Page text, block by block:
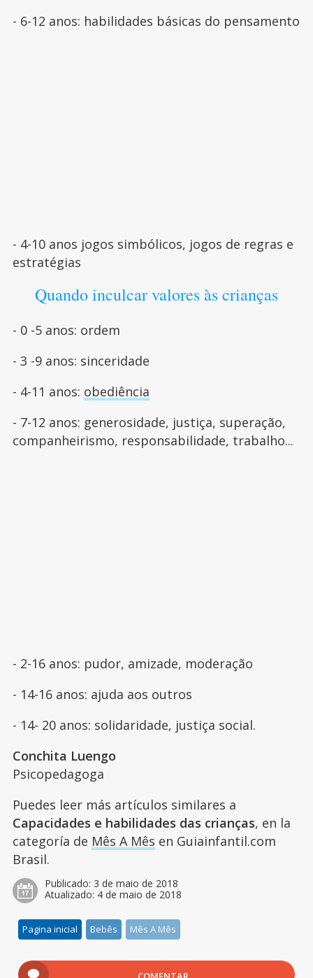
- 6-12 anos: habilidades básicas do pensamento
- 4-10 anos jogos simbólicos, jogos de regras e
estratégias
Quando inculcar valores às crianças
- 0 -5 anos: ordem
- 3 -9 anos: sinceridade
- 4-11 anos: obediência
- 7-12 anos: generosidade, justiça, superação,
companheirismo, responsabilidade, trabalho...
- 2-16 anos: pudor, amizade, moderação
- 14-16 anos: ajuda aos outros
- 14- 20 anos: solidaridade, justiça social.
Conchita Luengo
Psicopedagoga
Puedes leer más artículos similares a
Capacidades e habilidades das crianças, en la
categoría de Mês A Mês en Guiainfantil.com
Brasil.
Publicado: 3 de maio de 2018
Atualizado: 4 de maio de 2018
Pagina inicial Bebês Mês A Mês